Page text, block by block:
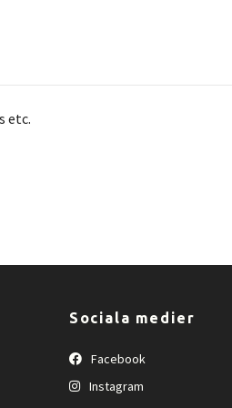
etc.
Sociala medier
Facebook
Instagram